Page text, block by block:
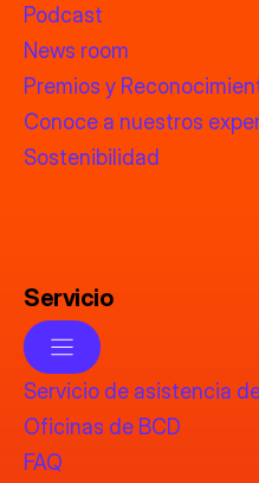
Podcast
News room
Premios y
Conoce a nuestros
Sostenibilidad
Servicio
Servicio de asistencia
Oficinas de BCD
FAQ